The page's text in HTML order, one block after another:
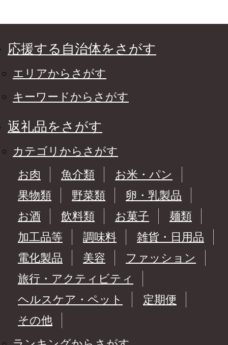
ょうゆ 晩酌 父の日 ＞
応援する自治体をさがす
エリアからさがす
キーワードからさがす
返礼品をさがす
カテゴリからさがす
お肉
魚介類
お米・パン
果物類
野菜類
卵・乳製品
お酒
飲料類 お菓子
麺類
加工品等
調味料
雑貨・日用品
電化製品
美容
ファッション
旅行・アクティビティ
ヘルスケア・ペット
定期便
その他